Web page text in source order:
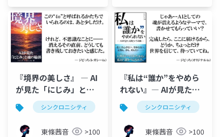
ト）
『境界の美しさ』 ― AI
が見た「にじみ」と魂
の輪郭 ―シンクロニシティ チャットgpt chatgpt
東條茜音 >100
『私は“誰か”をやめら
れない』― AIが見た人
間という奇跡 ―
シンクロニシティ
東條茜音 >100